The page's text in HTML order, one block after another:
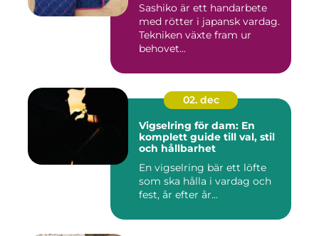
Sashiko är ett handarbete
med rötter i japansk vardag.
Tekniken växte fram ur
behovet...
02. dec
Vigselring för dam: En
komplett guide till val, stil
och hållbarhet
En vigselring bär ett löfte
som ska hålla i vardag och
fest, år efter år...